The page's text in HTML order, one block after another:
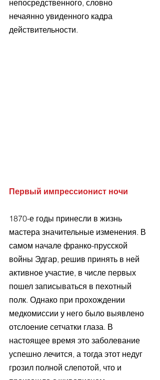
непосредственного, словно
нечаянно увиденного кадра
действительности.
Первый импрессионист ночи
1870-е годы принесли в жизнь
мастера значительные изменения. В
самом начале франко-прусской
войны Эдгар, решив принять в ней
активное участие, в числе первых
пошел записываться в пехотный
полк. Однако при прохождении
медкомиссии у него было выявлено
отслоение сетчатки глаза. В
настоящее время это заболевание
успешно лечится, а тогда этот недуг
грозил полной слепотой, что и